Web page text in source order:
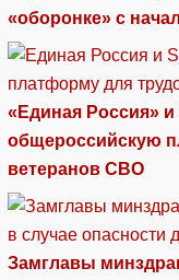
«оборонке» с
«Единая Россия»
общероссийскую
ветеранов СВО
Замглавы